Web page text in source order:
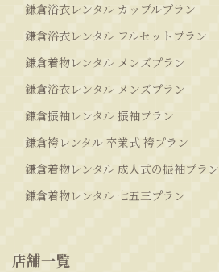
鎌倉浴衣レンタル カップルプラン
鎌倉浴衣レンタル フルセットプラン
鎌倉着物レンタル メンズプラン
鎌倉浴衣レンタル メンズプラン
鎌倉振袖レンタル 振袖プラン
鎌倉袴レンタル 卒業式 袴プラン
鎌倉着物レンタル 成人式の振袖プラン
鎌倉着物レンタル 七五三プラン
店舗一覧